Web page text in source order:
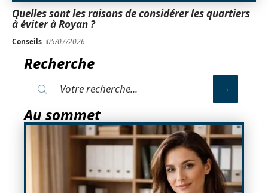
Quelles sont les raisons de considérer les quartiers
à éviter à Royan ?
Conseils 05/07/2026
Recherche
Au sommet